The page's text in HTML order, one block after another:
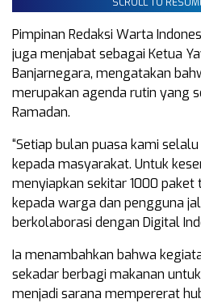
Pimpinan Redaksi Warta
juga menjabat sebagai Ketua
Banjarnegara, mengatakan
merupakan agenda rutin yang
Ramadan.
“Setiap bulan puasa kami
kepada masyarakat. Untuk
menyiapkan sekitar 1000 paket
kepada warga dan pengguna
berkolaborasi dengan Digital
Ia menambahkan bahwa
sekadar berbagi makanan
menjadi sarana mempererat